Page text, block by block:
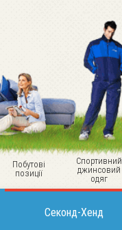
Побутові
позиції
Спортивний
джинсовий
одяг
Секонд-Хенд